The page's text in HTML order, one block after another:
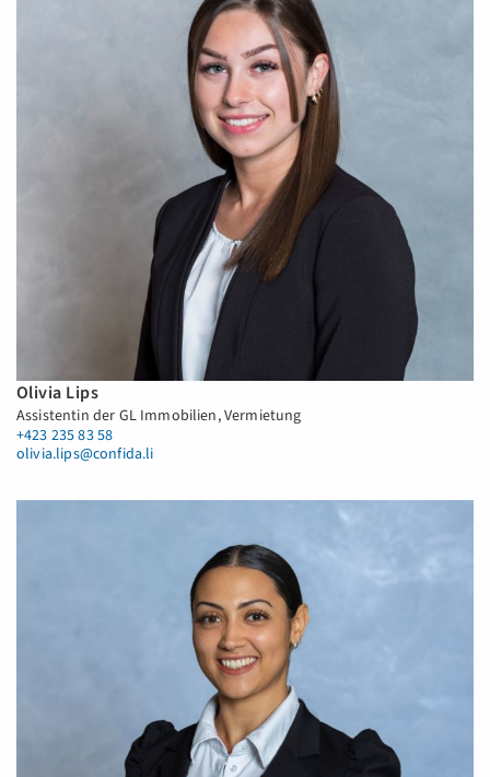
Olivia Lips
Assistentin der GL Immobilien, Vermietung
+423 235 83 58
olivia.lips@confida.li